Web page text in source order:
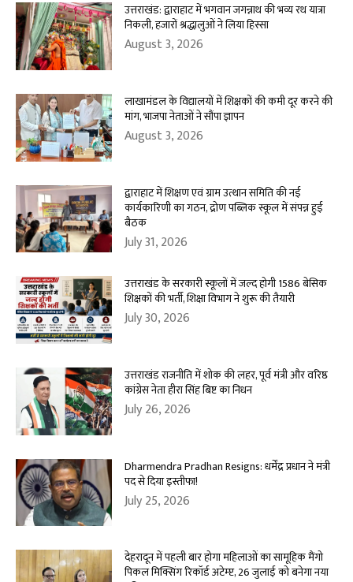
उत्तराखंड: द्वाराहाट में भगवान जगन्नाथ की भव्य रथ यात्रा
निकली, हजारों श्रद्धालुओं ने लिया हिस्सा
August 3, 2026
लाखामंडल के विद्यालयों में शिक्षकों की कमी दूर करने की
मांग, भाजपा नेताओं ने सौंपा ज्ञापन
August 3, 2026
द्वाराहाट में शिक्षण एवं ग्राम उत्थान समिति की नई
कार्यकारिणी का गठन, द्रोण पब्लिक स्कूल में संपन्न हुई
बैठक
July 31, 2026
उत्तराखंड के सरकारी स्कूलों में जल्द होगी 1586 बेसिक
शिक्षकों की भर्ती, शिक्षा विभाग ने शुरू की तैयारी
July 30, 2026
उत्तराखंड राजनीति में शोक की लहर, पूर्व मंत्री और वरिष्ठ
कांग्रेस नेता हीरा सिंह बिष्ट का निधन
July 26, 2026
Dharmendra Pradhan Resigns: धर्मेंद्र प्रधान ने मंत्री
पद से दिया इस्तीफा!
July 25, 2026
देहरादून में पहली बार होगा महिलाओं का सामूहिक मैंगो
पिकल मिक्सिंग रिकॉर्ड अटेम्प्ट, 26 जुलाई को बनेगा नया